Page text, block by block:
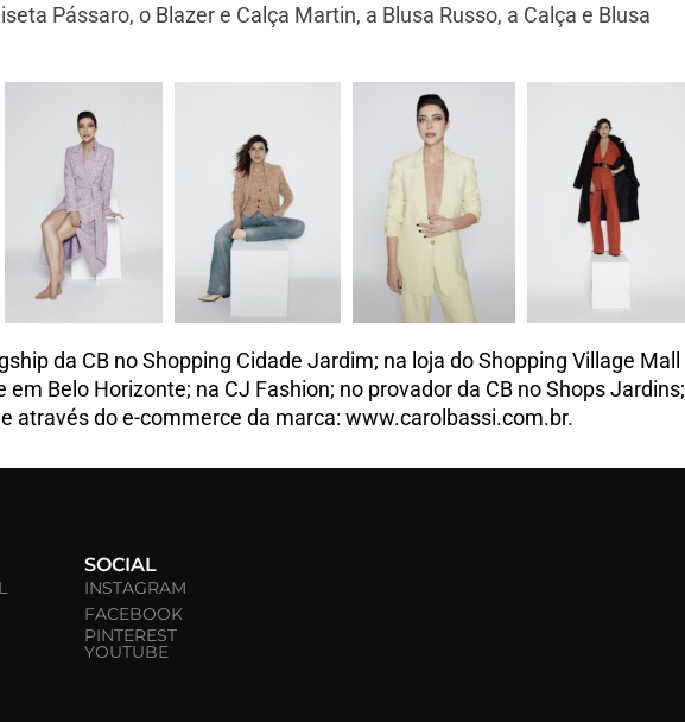
Pássaro, o Blazer e Calça Martin, a Blusa Russo, a Calça e Blusa
da CB no Shopping Cidade Jardim; na loja do Shopping Village Mall
em Belo Horizonte; na CJ Fashion; no provador da CB no Shops Jardins;
através do e-commerce da marca: www.carolbassi.com.br.
SOCIAL
INSTAGRAM
FACEBOOK
PINTEREST
YOUTUBE